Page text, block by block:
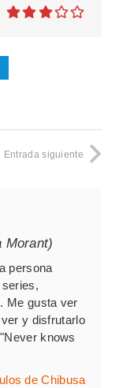
Entrada siguiente
Morant)
persona
Me gusta ver
y disfrutarlo
"Never knows
de Chibusa